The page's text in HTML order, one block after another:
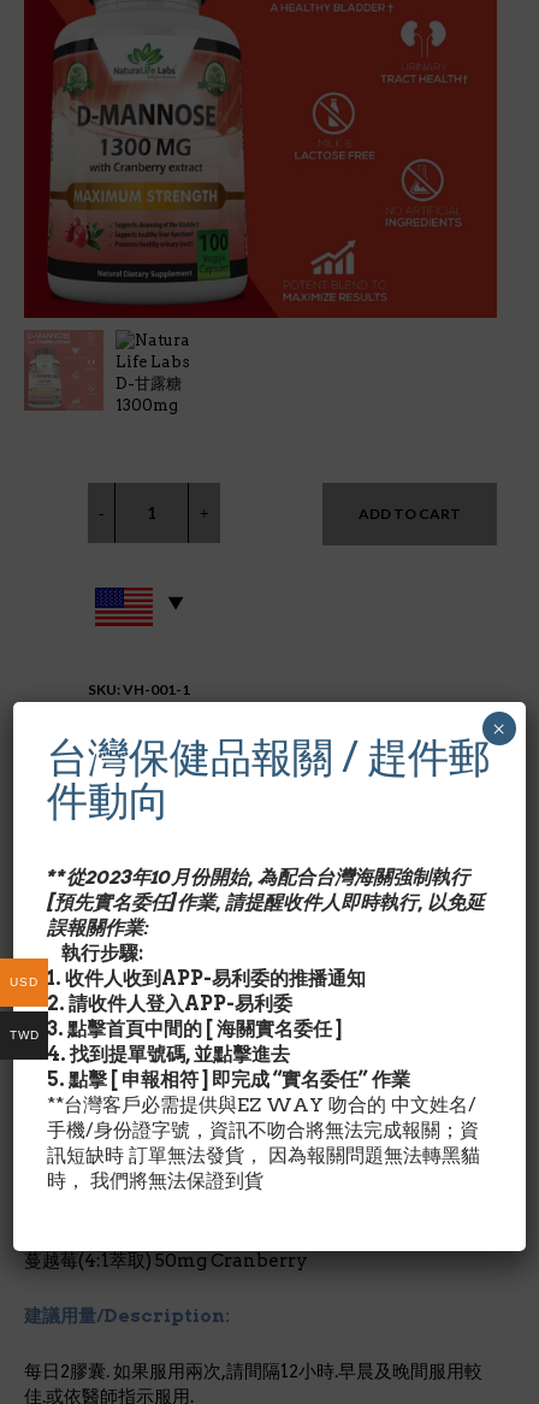
ADD TO CART
SKU:VH-001-1
NaturalLife Labs D-Mannose 1300mg (per serving)
100 caps
產品特色/Description:
輔助肝功能
幫助清理膀胱
泌尿系統保健
快速見效
D-甘露糖的3種功效和副作用(女性一定要看）
成份含量/Description:每2 膠囊成份:
蔓越莓(4:1萃取) 50mg Cranberry
建議用量/Description:
每日2膠囊. 如果服用兩次,請間隔12小時.早晨及晚間服用較
佳.或依醫師指示服用.
台灣保健品報關 / 趕件郵
件動向
**從2023年10月份開始, 為配合台灣海關強制執行
[預先實名委任]作業, 請提醒收件人即時執行, 以免延
誤報關作業:
執行步驟:
1. 收件人收到APP-易利委的推播通知
2. 請收件人登入APP-易利委
3. 點擊首頁中間的 [ 海關實名委任 ]
4. 找到提單號碼, 並點擊進去
5. 點擊 [ 申報相符 ] 即完成 “實名委任” 作業
**台灣客戶必需提供與EZ WAY 吻合的 中文姓名/
手機/身份證字號，資訊不吻合將無法完成報關；資
訊短缺時 訂單無法發貨， 因為報關問題無法轉黑貓
時， 我們將無法保證到貨
×
USD
TWD